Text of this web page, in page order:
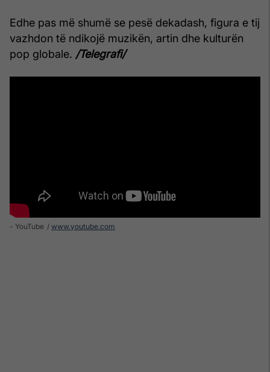
Edhe pas më shumë se pesë dekadash, figura e tij
vazhdon të ndikojë muzikën, artin dhe kulturën
pop globale. /Telegrafi/
- YouTube www.youtube.com